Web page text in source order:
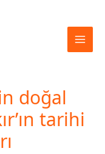
doğal
tarihi